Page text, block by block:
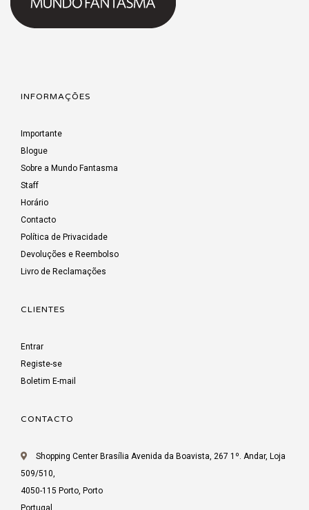
INFORMAÇÕES
Importante
Blogue
Sobre a Mundo Fantasma
Staff
Horário
Contacto
Política de Privacidade
Devoluções e Reembolso
Livro de Reclamações
CLIENTES
Entrar
Registe-se
Boletim E-mail
CONTACTO
Shopping Center Brasília Avenida da Boavista, 267 1º. Andar, Loja
509/510,
4050-115 Porto, Porto
Portugal